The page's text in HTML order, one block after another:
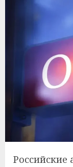
Российские